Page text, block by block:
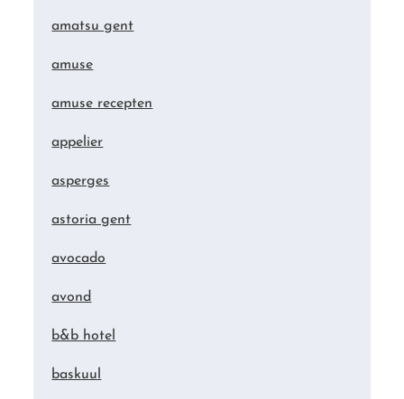
amatsu gent
amuse
amuse recepten
appelier
asperges
astoria gent
avocado
avond
b&b hotel
baskuul